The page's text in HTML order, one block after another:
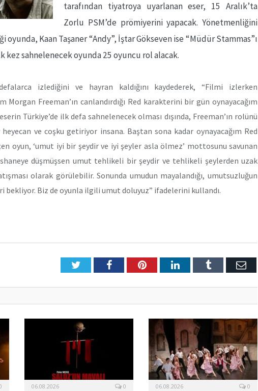
tarafından tiyatroya uyarlanan eser, 15 Aralık’ta
Zorlu PSM’de prömiyerini yapacak. Yönetmenliğini
oyunda, Kaan Taşaner “Andy”, İştar Gökseven ise “Müdür Stammas”ı
kez sahnelenecek oyunda 25 oyuncu rol alacak.
izlediğini ve hayran kaldığını kaydederek, “Filmi izlerken
Morgan Freeman’ın canlandırdığı Red karakterini bir gün oynayacağım
Türkiye’de ilk defa sahnelenecek olması dışında, Freeman’ın rolünü
ve coşku getiriyor insana. Baştan sona kadar oynayacağım Red
oyun, ‘umut iyi bir şeydir ve iyi şeyler asla ölmez’ mottosunu savunan
düşmüşsen umut tehlikeli bir şeydir ve tehlikeli şeylerden uzak
olarak görülebilir. Sonunda umudun mayalandığı, umutsuzluğun
bekliyor. Biz de oyunla ilgili umut doluyuz” ifadelerini kullandı.
TwitterFacebookPinterestLinkedInTumblr E-
06.08.2026 0 06.08.2026 0